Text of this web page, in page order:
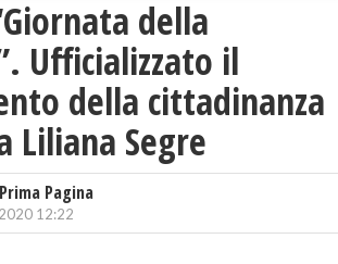
della
Ufficializzato il
della cittadinanza
Liliana Segre
Pagina
12:22